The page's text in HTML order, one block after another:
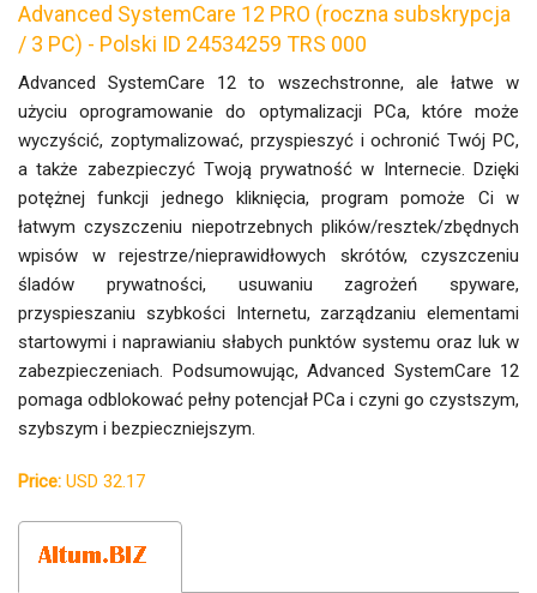
Advanced SystemCare 12 PRO (roczna subskrypcja
/ 3 PC) - Polski ID 24534259 TRS 000
Advanced SystemCare 12 to wszechstronne, ale łatwe w
użyciu oprogramowanie do optymalizacji PCa, które może
wyczyścić, zoptymalizować, przyspieszyć i ochronić Twój PC,
a także zabezpieczyć Twoją prywatność w Internecie. Dzięki
potężnej funkcji jednego kliknięcia, program pomoże Ci w
łatwym czyszczeniu niepotrzebnych plików/resztek/zbędnych
wpisów w rejestrze/nieprawidłowych skrótów, czyszczeniu
śladów prywatności, usuwaniu zagrożeń spyware,
przyspieszaniu szybkości Internetu, zarządzaniu elementami
startowymi i naprawianiu słabych punktów systemu oraz luk w
zabezpieczeniach. Podsumowując, Advanced SystemCare 12
pomaga odblokować pełny potencjał PCa i czyni go czystszym,
szybszym i bezpieczniejszym.
Price: USD 32.17